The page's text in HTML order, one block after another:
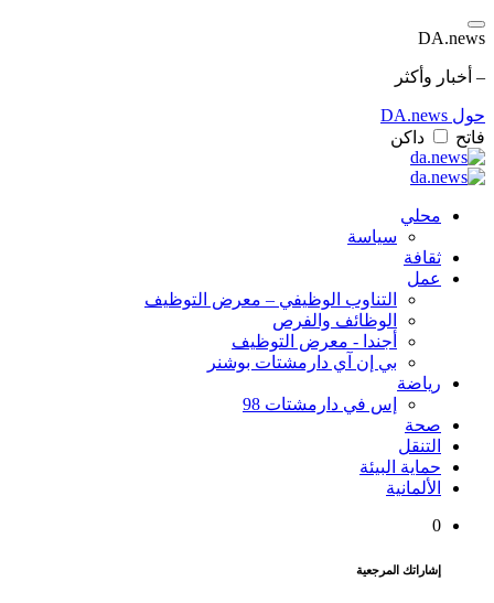
DA.news
– أخبار وأكثر
حول DA.news
فاتح
داكن
محلي
سياسة
ثقافة
عمل
التناوب الوظيفي – معرض التوظيف
الوظائف والفرص
أجندا - معرض التوظيف
بي إن آي دارمشتات بوشنر
رياضة
إس في دارمشتات 98
صحة
التنقل
حماية البيئة
الألمانية
0
إشاراتك المرجعية